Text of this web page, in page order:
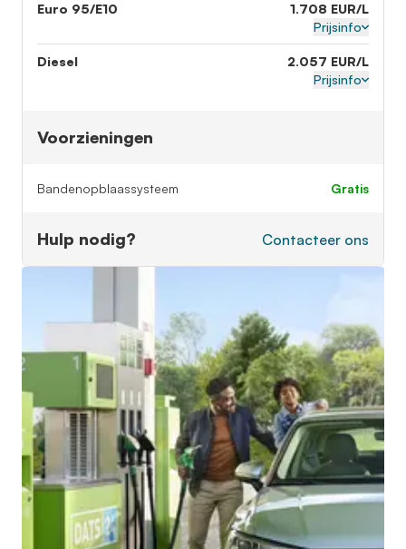
Euro 95/E10
1.708 EUR/L
Prijsinfo
Diesel
2.057 EUR/L
Prijsinfo
Voorzieningen
Bandenopblaassysteem gratis
Hulp nodig? Contacteer ons